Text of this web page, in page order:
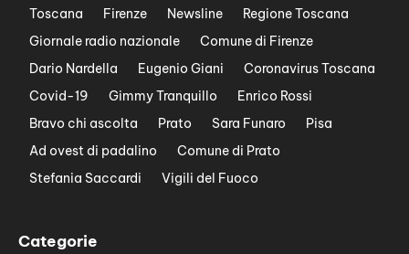
Toscana Firenze Newsline
Regione Toscana
Giornale radio nazionale
Comune di Firenze
Dario Nardella
Eugenio Giani
Coronavirus Toscana
Covid-19
Gimmy Tranquillo
Enrico Rossi
Bravo chi ascolta
Prato Sara Funaro
Pisa
Ad ovest di padalino
Comune di Prato
Stefania Saccardi
Vigili del Fuoco
Categorie